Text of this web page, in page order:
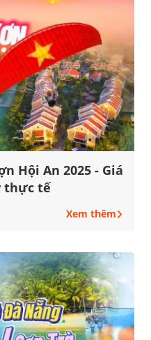
Hội An 2025 - Giá
thực tế
Xem thêm